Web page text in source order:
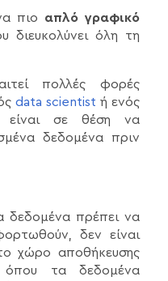
πιο απλό γραφικό
διευκολύνει όλη τη
πολλές φορές
data scientist ή ενός
σε θέση να
δεδομένα πριν
δεδομένα πρέπει να
δεν είναι
χώρο αποθήκευσης
όπου τα δεδομένα